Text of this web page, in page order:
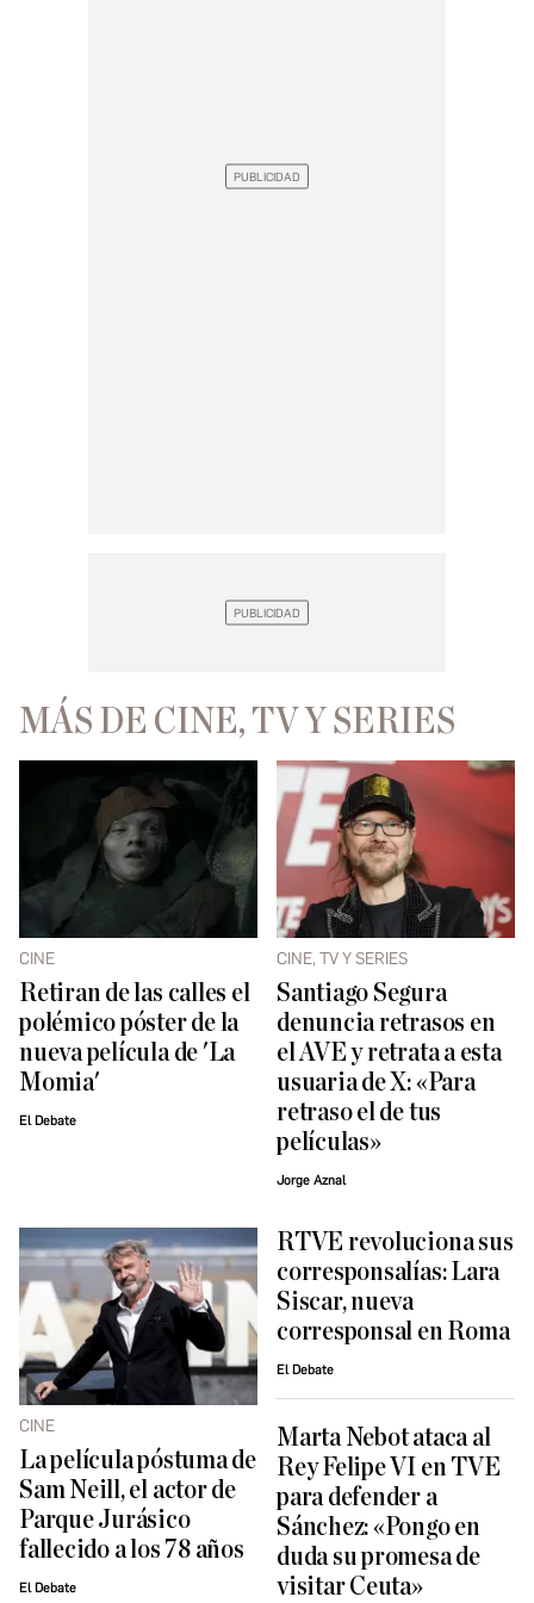
MÁS DE CINE, TV Y SERIES
CINE
Retiran de las calles el
polémico póster de la
nueva película de 'La
Momia'
El Debate
CINE, TV Y SERIES
Santiago Segura
denuncia retrasos en
el AVE y retrata a esta
usuaria de X: «Para
retraso el de tus
películas»
Jorge Aznal
CINE
La película póstuma de
Sam Neill, el actor de
Parque Jurásico
fallecido a los 78 años
El Debate
RTVE revoluciona sus
corresponsalías: Lara
Siscar, nueva
corresponsal en Roma
El Debate
Marta Nebot ataca al
Rey Felipe VI en TVE
para defender a
Sánchez: «Pongo en
duda su promesa de
visitar Ceuta»